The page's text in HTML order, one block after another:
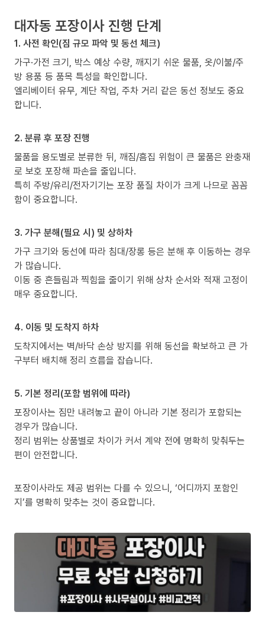
대자동 포장이사 진행 단계
1. 사전 확인(짐 규모 파악 및 동선 체크)
가구·가전 크기, 박스 예상 수량, 깨지기 쉬운 물품, 옷/이불/주
방 용품 등 품목 특성을 확인합니다.
엘리베이터 유무, 계단 작업, 주차 거리 같은 동선 정보도 중요
합니다.
2. 분류 후 포장 진행
물품을 용도별로 분류한 뒤, 깨짐/흠집 위험이 큰 물품은 완충재
로 보호 포장해 파손을 줄입니다.
특히 주방/유리/전자기기는 포장 품질 차이가 크게 나므로 꼼꼼
함이 중요합니다.
3. 가구 분해(필요 시) 및 상하차
가구 크기와 동선에 따라 침대/장롱 등은 분해 후 이동하는 경우
가 많습니다.
이동 중 흔들림과 찍힘을 줄이기 위해 상차 순서와 적재 고정이
매우 중요합니다.
4. 이동 및 도착지 하차
도착지에서는 벽/바닥 손상 방지를 위해 동선을 확보하고 큰 가
구부터 배치해 정리 흐름을 잡습니다.
5. 기본 정리(포함 범위에 따라)
포장이사는 짐만 내려놓고 끝이 아니라 기본 정리가 포함되는
경우가 많습니다.
정리 범위는 상품별로 차이가 커서 계약 전에 명확히 맞춰두는
편이 안전합니다.
포장이사라도 제공 범위는 다를 수 있으니, ‘어디까지 포함인
지’를 명확히 맞추는 것이 중요합니다.